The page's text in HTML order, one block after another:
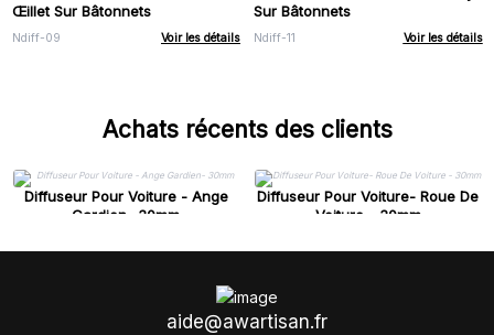
Œillet Sur Bâtonnets
Ndiff-09 Voir les détails
Sur Bâtonnets
Ndiff-11 Voir les détails
Achats récents des clients
Diffuseur Pour Voiture - Ange
Gardien- 30mm
Diffuseur Pour Voiture- Roue De
Voiture - 30mm
aide@awartisan.fr